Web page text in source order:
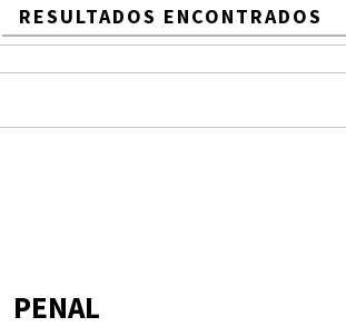
RESULTADOS ENCONTRADOS
PENAL